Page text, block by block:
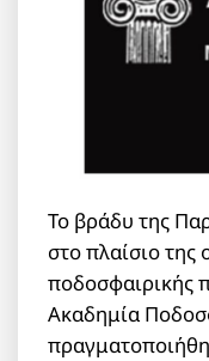
Το βράδυ της
στο πλαίσιο
ποδοσφαιρικής
Ακαδημία